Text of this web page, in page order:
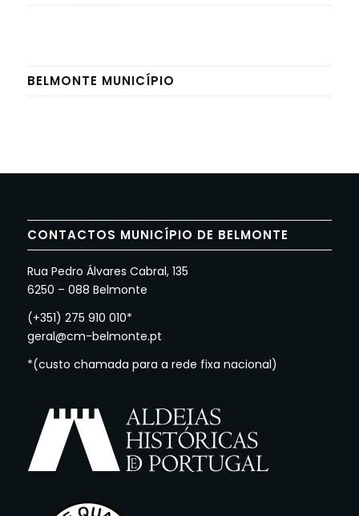
BELMONTE MUNICÍPIO
CONTACTOS MUNICÍPIO DE BELMONTE
Rua Pedro Álvares Cabral, 135
6250 – 088 Belmonte
(+351) 275 910 010*
geral@cm-belmonte.pt
*(custo chamada para a rede fixa nacional)